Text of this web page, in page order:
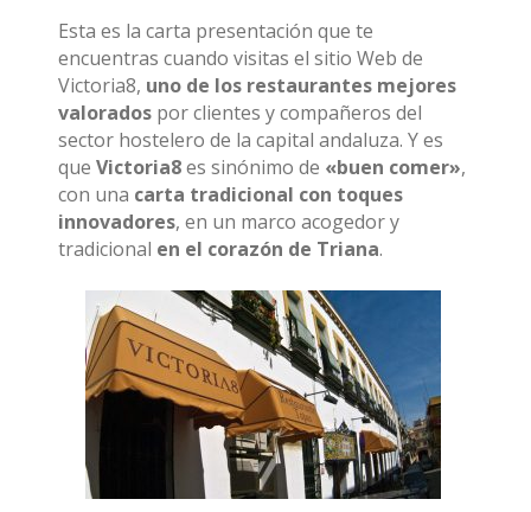
Esta es la carta presentación que te
encuentras cuando visitas el sitio Web de
Victoria8, uno de los restaurantes mejores
valorados por clientes y compañeros del
sector hostelero de la capital andaluza. Y es
que Victoria8es sinónimo de «buen comer»,
con una carta tradicional con toques
innovadores, en un marco acogedor y
tradicional en el corazón de Triana.